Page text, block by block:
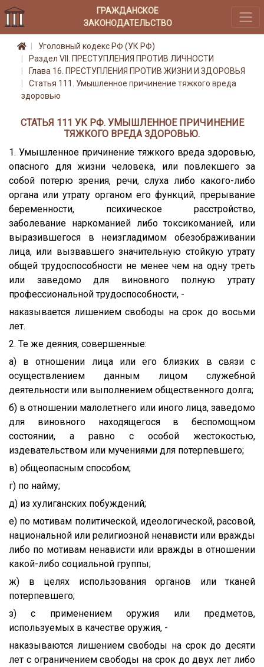
ГРАЖДАНСКОЕ
ЗАКОНОДАТЕЛЬСТВО
Уголовный кодекс РФ (УК РФ)
Раздел VII. ПРЕСТУПЛЕНИЯ ПРОТИВ ЛИЧНОСТИ
Глава 16. ПРЕСТУПЛЕНИЯ ПРОТИВ ЖИЗНИ И ЗДОРОВЬЯ
Статья 111. Умышленное причинение тяжкого вреда
здоровью
СТАТЬЯ 111 УК РФ. УМЫШЛЕННОЕ ПРИЧИНЕНИЕ
ТЯЖКОГО ВРЕДА ЗДОРОВЬЮ.
1. Умышленное причинение тяжкого вреда здоровью,
опасного для жизни человека, или повлекшего за
собой потерю зрения, речи, слуха либо какого-либо
органа или утрату органом его функций, прерывание
беременности, психическое расстройство,
заболевание наркоманией либо токсикоманией, или
выразившегося в неизгладимом обезображивании
лица, или вызвавшего значительную стойкую утрату
общей трудоспособности не менее чем на одну треть
или заведомо для виновного полную утрату
профессиональной трудоспособности, -
наказывается лишением свободы на срок до восьми
лет.
2. Те же деяния, совершенные:
а) в отношении лица или его близких в связи с
осуществлением данным лицом служебной
деятельности или выполнением общественного долга;
б) в отношении малолетнего или иного лица, заведомо
для виновного находящегося в беспомощном
состоянии, а равно с особой жестокостью,
издевательством или мучениями для потерпевшего;
в) общеопасным способом;
г) по найму;
д) из хулиганских побуждений;
е) по мотивам политической, идеологической, расовой,
национальной или религиозной ненависти или вражды
либо по мотивам ненависти или вражды в отношении
какой-либо социальной группы;
ж) в целях использования органов или тканей
потерпевшего;
з) с применением оружия или предметов,
используемых в качестве оружия, -
наказываются лишением свободы на срок до десяти
лет с ограничением свободы на срок до двух лет либо